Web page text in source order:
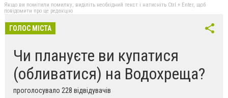
Якщо ви помітили помилку, виділіть необхідний текст і натисніть Ctrl + Enter, щоб
повідомити про це редакцію
ГОЛОС МІСТА
Чи плануєте ви купатися
(обливатися) на Водохреща?
проголосувало 228 відвідувачів